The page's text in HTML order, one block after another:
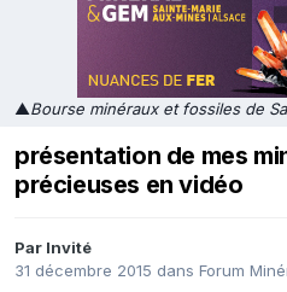
▲Bourse minéraux et fossiles de
présentation de mes
précieuses en vidéo
Par Invité
31 décembre 2015 dans Forum